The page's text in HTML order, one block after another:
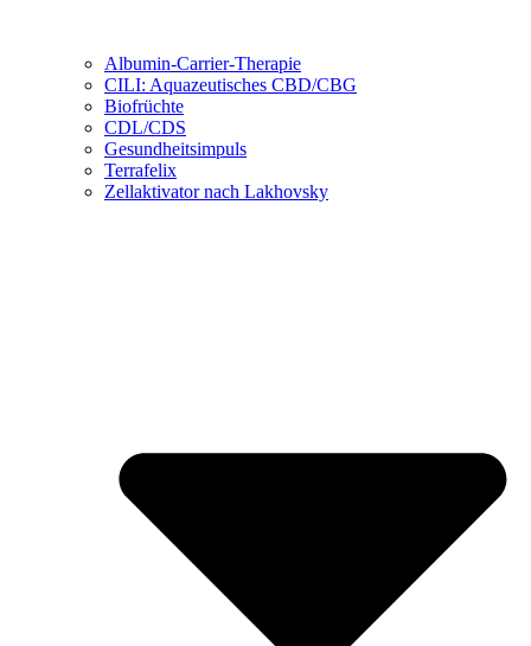
Albumin-Carrier-Therapie
CILI: Aquazeutisches CBD/CBG
Biofrüchte
CDL/CDS
Gesundheitsimpuls
Terrafelix
Zellaktivator nach Lakhovsky